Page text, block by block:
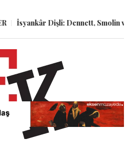
İsyankâr Dişli: Dennett, Smolin ve